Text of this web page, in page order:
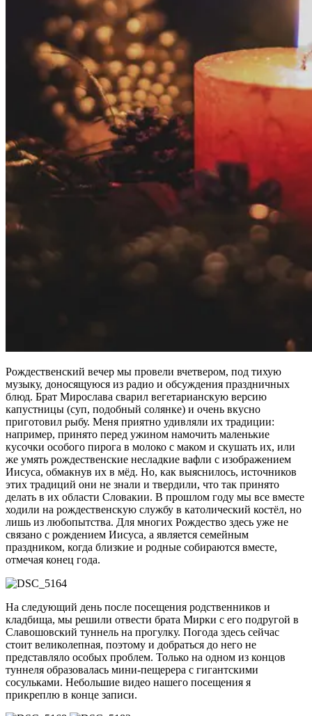
Рождественский вечер мы провели вчетвером, под тихую
музыку, доносящуюся из радио и обсуждения праздничных
блюд. Брат Мирослава сварил вегетарианскую версию
капустницы (суп, подобный солянке) и очень вкусно
приготовил рыбу. Меня приятно удивляли их традиции:
например, принято перед ужином намочить маленькие
кусочки особого пирога в молоко с маком и скушать их, или
же умять рождественские несладкие вафли с изображением
Иисуса, обмакнув их в мёд. Но, как выяснилось, источников
этих традиций они не знали и твердили, что так принято
делать в их области Словакии. В прошлом году мы все вместе
ходили на рождественскую службу в католический костёл, но
лишь из любопытства. Для многих Рождество здесь уже не
связано с рождением Иисуса, а является семейным
праздником, когда близкие и родные собираются вместе,
отмечая конец года.
На следующий день после посещения родственников и
кладбища, мы решили отвести брата Мирки с его подругой в
Славошовский туннель на прогулку. Погода здесь сейчас
стоит великолепная, поэтому и добраться до него не
представляло особых проблем. Только на одном из концов
туннеля образовалась мини-пещерера с гигантскими
сосульками. Небольшие видео нашего посещения я
прикреплю в конце записи.